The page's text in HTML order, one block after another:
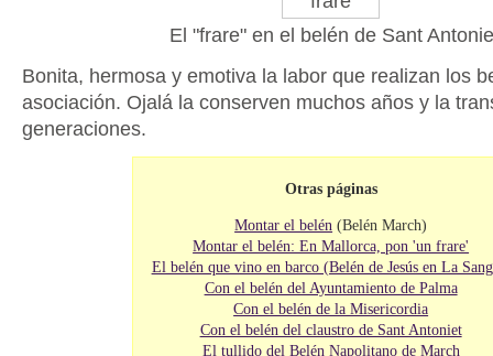
El "frare" en el belén de Sant
Bonita, hermosa y emotiva la labor que realizan los
asociación. Ojalá la conserven muchos años y la
generaciones.
Otras páginas
Montar el belén (Belén March)
Montar el belén: En Mallorca, pon 'un frare'
El belén que vino en barco (Belén de Jesús en La
Con el belén del Ayuntamiento de Palma
Con el belén de la Misericordia
Con el belén del claustro de Sant Antoniet
El tullido del Belén Napolitano de March